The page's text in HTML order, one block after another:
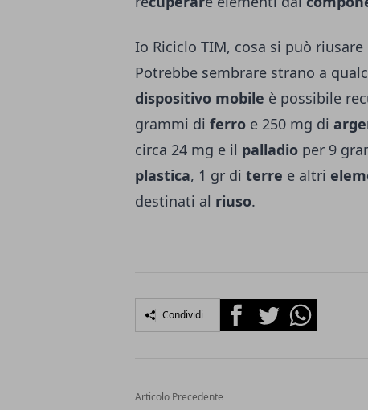
Io Riciclo TIM, cosa si può
Potrebbe sembrare strano a
dispositivo mobile è possibile
grammi di ferro e 250 mg di
circa 24 mg e il palladio per 9
plastica, 1 gr di terre e altri
destinati al riuso.
Condividi FacebookTwitterWhatsapp
Articolo Precedente